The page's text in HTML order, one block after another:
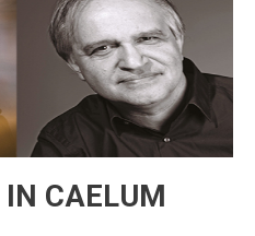
CAELUM